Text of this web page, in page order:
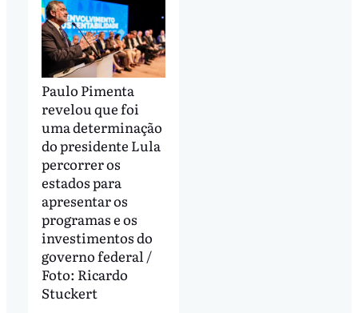
Paulo Pimenta
revelou que foi
uma determinação
do presidente Lula
percorrer os
estados para
apresentar os
programas e os
investimentos do
governo federal /
Foto: Ricardo
Stuckert